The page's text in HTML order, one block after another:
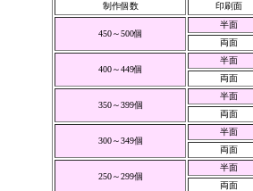
制作個数 印刷面
450～500個
半面
両面
400～449個
半面
両面
350～399個
半面
両面
300～349個
半面
両面
250～299個
半面
両面